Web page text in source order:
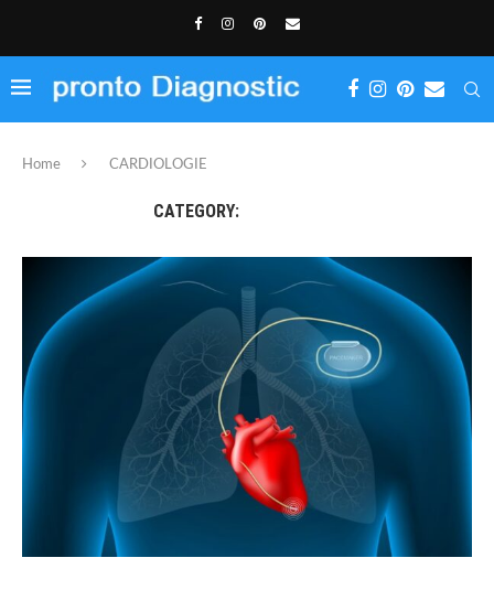
Home CARDIOLOGIE
CATEGORY: